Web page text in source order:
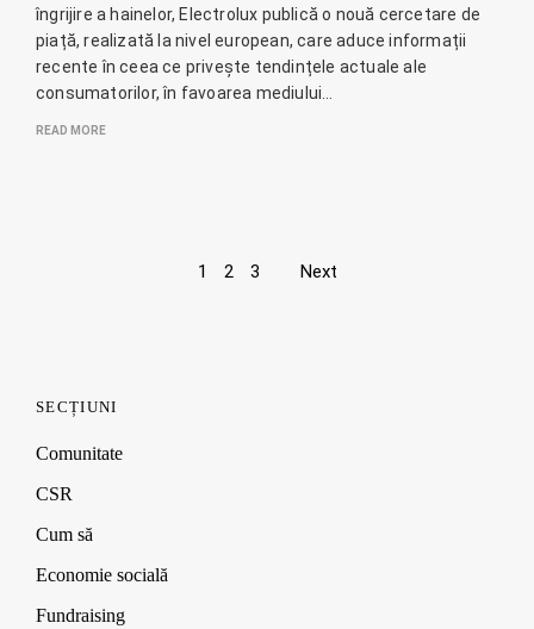
îngrijire a hainelor, Electrolux publică o nouă cercetare de
piață, realizată la nivel european, care aduce informații
recente în ceea ce privește tendințele actuale ale
consumatorilor, în favoarea mediului…
READ MORE
1 2 3 Next
SECȚIUNI
Comunitate
CSR
Cum să
Economie socială
Fundraising